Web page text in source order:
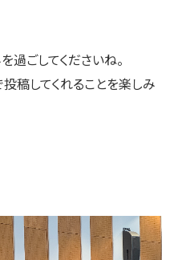
過ごしてくださいね。
稿してくれることを楽しみ